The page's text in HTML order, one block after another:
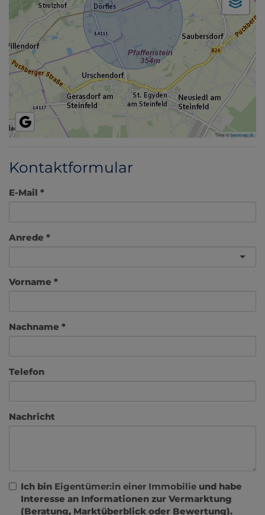
Tiles ©basemap.at
Kontaktformular
E-Mail
Anrede
Vorname
Nachname
Telefon
Nachricht
Ich bin Eigentümer:in einer Immobilie und habe
Interesse an Informationen zur Vermarktung
(Beratung, Marktüberblick oder Bewertung).